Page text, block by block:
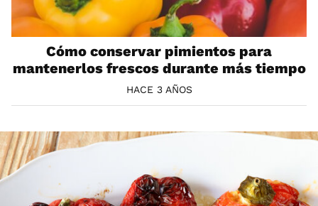
Cómo conservar pimientos para
mantenerlos frescos durante más tiempo
HACE 3 AÑOS